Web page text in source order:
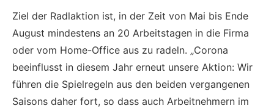
Ziel der Radlaktion ist, in der Zeit von Mai bis Ende
August mindestens an 20 Arbeitstagen in die Firma
oder vom Home-Office aus zu radeln. „Corona
beeinflusst in diesem Jahr erneut unsere Aktion: Wir
führen die Spielregeln aus den beiden vergangenen
Saisons daher fort, so dass auch Arbeitnehmern im